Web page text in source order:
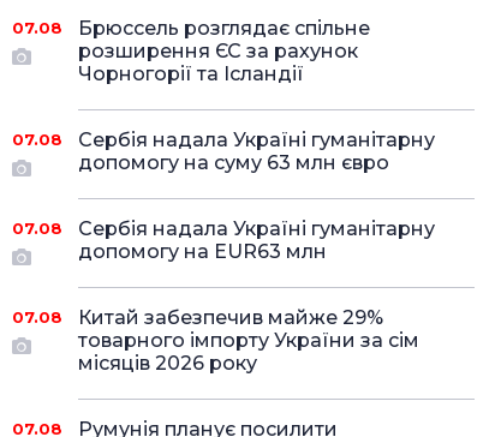
07.08
Брюссель розглядає спільне
розширення ЄС за рахунок
Чорногорії та Ісландії
07.08
Сербія надала Україні гуманітарну
допомогу на суму 63 млн євро
07.08
Сербія надала Україні гуманітарну
допомогу на EUR63 млн
07.08
Китай забезпечив майже 29%
товарного імпорту України за сім
місяців 2026 року
07.08
Румунія планує посилити